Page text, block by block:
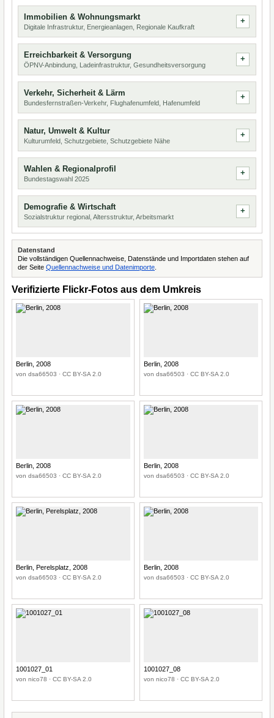
Immobilien & Wohnungsmarkt
Digitale Infrastruktur, Energieanlagen, Regionale Kaufkraft
Erreichbarkeit & Versorgung
ÖPNV-Anbindung, Ladeinfrastruktur, Gesundheitsversorgung
Verkehr, Sicherheit & Lärm
Bundesfernstraßen-Verkehr, Flughafenumfeld, Hafenumfeld
Natur, Umwelt & Kultur
Kulturumfeld, Schutzgebiete, Schutzgebiete Nähe
Wahlen & Regionalprofil
Bundestagswahl 2025
Demografie & Wirtschaft
Sozialstruktur regional, Altersstruktur, Arbeitsmarkt
Datenstand
Die vollständigen Quellennachweise, Datenstände und Importdaten stehen auf
der Seite Quellennachweise und Datenimporte
Verifizierte Flickr-Fotos aus dem Umkreis
Berlin, 2008
von dsa66503 · CC BY-SA 2.0
Berlin, 2008
von dsa66503 · CC BY-SA 2.0
Berlin, 2008
von dsa66503 · CC BY-SA 2.0
Berlin, 2008
von dsa66503 · CC BY-SA 2.0
Berlin, Perelsplatz, 2008
von dsa66503 · CC BY-SA 2.0
Berlin, 2008
von dsa66503 · CC BY-SA 2.0
1001027_01
von nico78 · CC BY-SA 2.0
1001027_08
von nico78 · CC BY-SA 2.0